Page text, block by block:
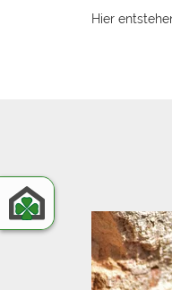
Hier